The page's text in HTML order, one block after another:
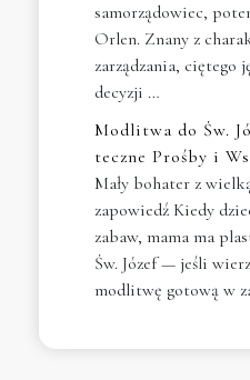
samorządowiec,
Orlen. Znany z
zarządzania, ciętego
decyzji …
Modlitwa do Św.
teczne Prośby i
Mały bohater z
zapowiedź Kiedy
zabaw, mama ma
Św. Józef — jeśli
modlitwę gotową w